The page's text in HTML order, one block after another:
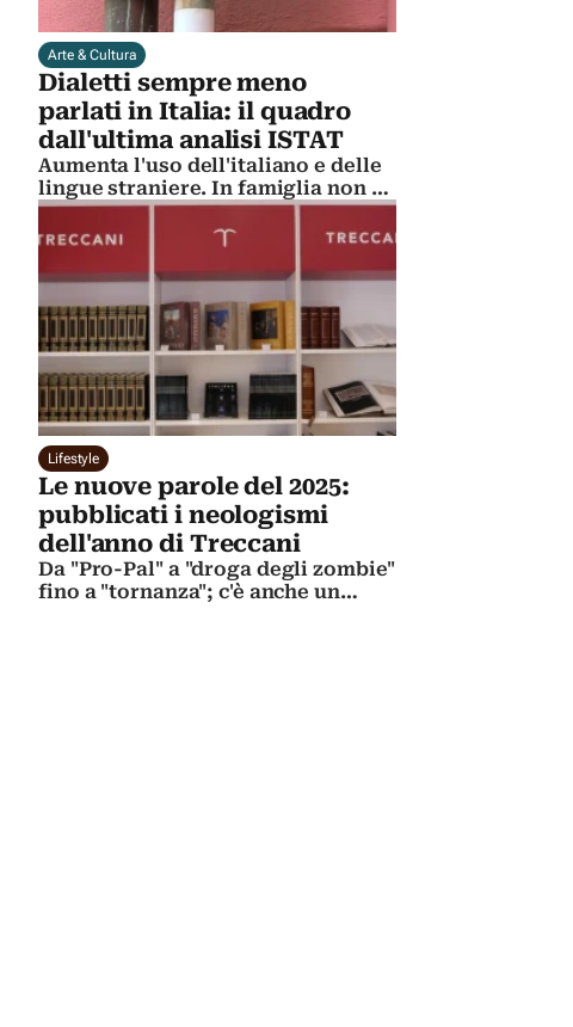
Arte & Cultura
Dialetti sempre meno
parlati in Italia: il quadro
dall'ultima analisi ISTAT
Aumenta l'uso dell'italiano e delle
lingue straniere. In famiglia non si
parla più il dialetto
Lifestyle
Le nuove parole del 2025:
pubblicati i neologismi
dell'anno di Treccani
Da "Pro-Pal" a "droga degli zombie"
fino a "tornanza"; c'è anche un